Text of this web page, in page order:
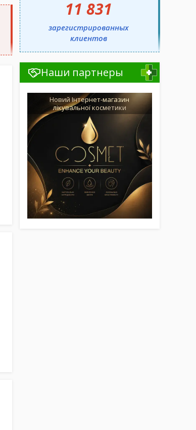
11 831
зарегистрированных
клиентов
Наши партнеры
Новий Інтернет-магазин
лікувальної косметики